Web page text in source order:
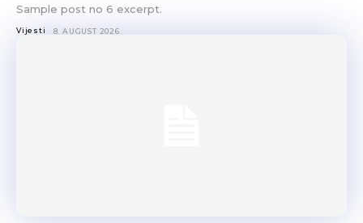
Sample post no 6 excerpt.
Vijesti 8. AUGUST 2026.